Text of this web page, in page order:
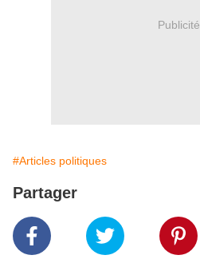
Publicité
#Articles politiques
Partager